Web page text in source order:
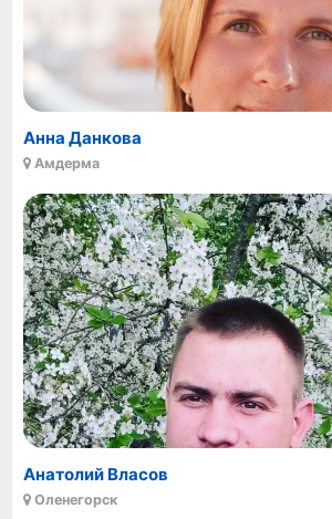
Анна Данкова
Амдерма
Анатолий Власов
Оленегорск